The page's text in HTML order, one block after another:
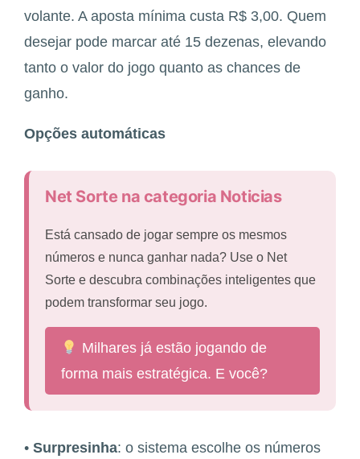
volante. A aposta mínima custa R$ 3,00. Quem
desejar pode marcar até 15 dezenas, elevando
tanto o valor do jogo quanto as chances de
ganho.
Opções automáticas
Net Sorte na categoria Noticias
Está cansado de jogar sempre os mesmos
números e nunca ganhar nada? Use o Net
Sorte e descubra combinações inteligentes que
podem transformar seu jogo.
Milhares já estão jogando de
forma mais estratégica. E você?
• Surpresinha: o sistema escolhe os números